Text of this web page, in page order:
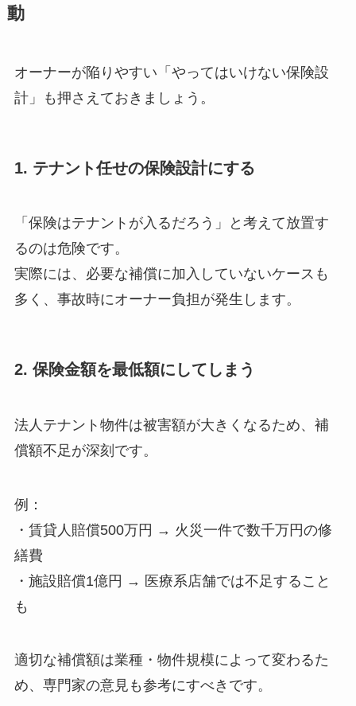
動
オーナーが陥りやすい「やってはいけない保険設
計」も押さえておきましょう。
1. テナント任せの保険設計にする
「保険はテナントが入るだろう」と考えて放置す
るのは危険です。
実際には、必要な補償に加入していないケースも
多く、事故時にオーナー負担が発生します。
2. 保険金額を最低額にしてしまう
法人テナント物件は被害額が大きくなるため、補
償額不足が深刻です。
例：
・賃貸人賠償500万円 → 火災一件で数千万円の修
繕費
・施設賠償1億円 → 医療系店舗では不足すること
も
適切な補償額は業種・物件規模によって変わるた
め、専門家の意見も参考にすべきです。